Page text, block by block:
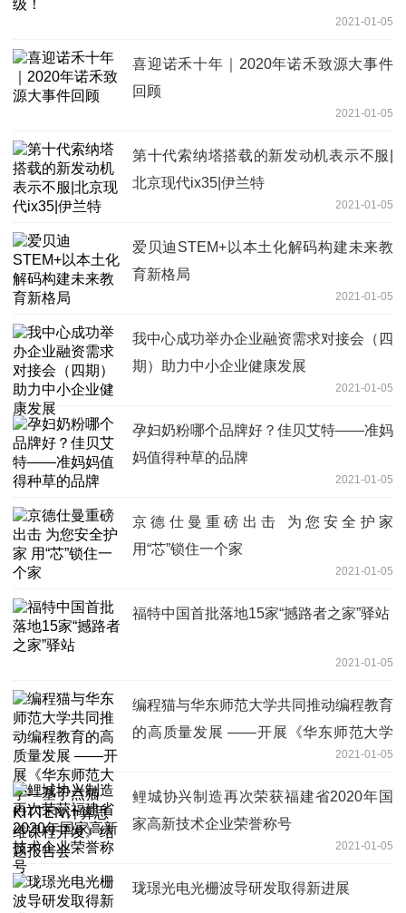
2021-01-05
喜迎诺禾十年｜2020年诺禾致源大事件
回顾
2021-01-05
第十代索纳塔搭载的新发动机表示不服|
北京现代ix35|伊兰特
2021-01-05
爱贝迪STEM+以本土化解码构建未来教
育新格局
2021-01-05
我中心成功举办企业融资需求对接会（四
期）助力中小企业健康发展
2021-01-05
孕妇奶粉哪个品牌好？佳贝艾特——准妈
妈值得种草的品牌
2021-01-05
京德仕曼重磅出击 为您安全护家
用“芯”锁住一个家
2021-01-05
福特中国首批落地15家“撼路者之家”驿站
2021-01-05
编程猫与华东师范大学共同推动编程教育
的高质量发展 ——开展《华东师范大学
—基于点猫KITTEN计算思维课程开发》
结题报告会
2021-01-05
鲤城协兴制造再次荣获福建省2020年国
家高新技术企业荣誉称号
2021-01-05
珑璟光电光栅波导研发取得新进展